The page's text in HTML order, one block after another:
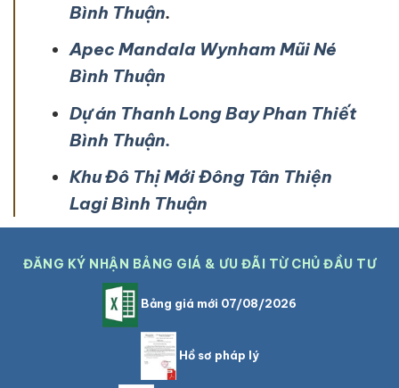
Bình Thuận.
Apec Mandala Wynham Mũi Né
Bình Thuận
Dự án Thanh Long Bay Phan Thiết
Bình Thuận.
Khu Đô Thị Mới Đông Tân Thiện
Lagi Bình Thuận
ĐĂNG KÝ NHẬN BẢNG GIÁ & ƯU ĐÃI TỪ CHỦ ĐẦU TƯ
Bảng giá mới 07/08/2026
Hồ sơ pháp lý